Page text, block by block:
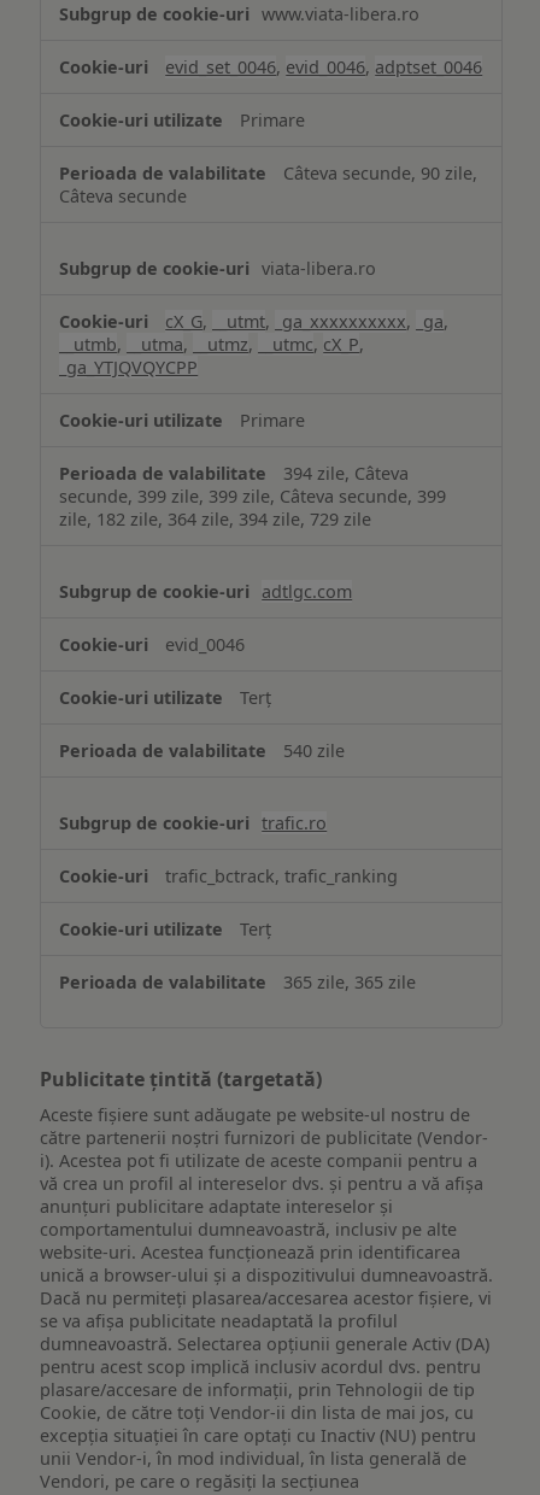
www.viata-libera.ro
evid_set_0046, evid_0046, adptset_0046
Primare
Câteva secunde, 90 zile,
Câteva secunde
viata-libera.ro
cX_G, __utmt, _ga_xxxxxxxxxx, _ga,
__utmb, __utma, __utmz, __utmc, cX_P,
_ga_YTJQVQYCPP
Primare
394 zile, Câteva
secunde, 399 zile, 399 zile, Câteva secunde, 399
zile, 182 zile, 364 zile, 394 zile, 729 zile
adtlgc.com
evid_0046
Terț
540 zile
trafic.ro
trafic_bctrack, trafic_ranking
Terț
365 zile, 365 zile
Publicitate țintită (targetată)
Aceste fișiere sunt adăugate pe website-ul nostru de
către partenerii noștri furnizori de publicitate (Vendor-
i). Acestea pot fi utilizate de aceste companii pentru a
vă crea un profil al intereselor dvs. și pentru a vă afișa
anunțuri publicitare adaptate intereselor și
comportamentului dumneavoastră, inclusiv pe alte
website-uri. Acestea funcționează prin identificarea
unică a browser-ului și a dispozitivului dumneavoastră.
Dacă nu permiteți plasarea/accesarea acestor fișiere, vi
se va afișa publicitate neadaptată la profilul
dumneavoastră. Selectarea opțiunii generale Activ (DA)
pentru acest scop implică inclusiv acordul dvs. pentru
plasare/accesare de informații, prin Tehnologii de tip
Cookie, de către toți Vendor-ii din lista de mai jos, cu
excepția situației în care optați cu Inactiv (NU) pentru
unii Vendor-i, în mod individual, în lista generală de
Vendori, pe care o regăsiți la secțiunea